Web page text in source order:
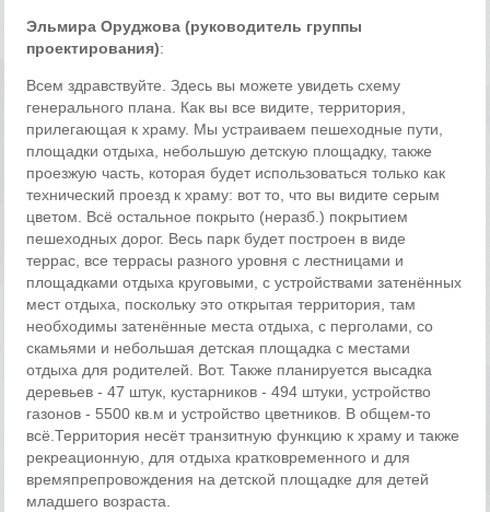
Эльмира Оруджова (руководитель группы
проектирования):
Всем здравствуйте. Здесь вы можете увидеть схему
генерального плана. Как вы все видите, территория,
прилегающая к храму. Мы устраиваем пешеходные пути,
площадки отдыха, небольшую детскую площадку, также
проезжую часть, которая будет использоваться только как
технический проезд к храму: вот то, что вы видите серым
цветом. Всё остальное покрыто (неразб.) покрытием
пешеходных дорог. Весь парк будет построен в виде
террас, все террасы разного уровня с лестницами и
площадками отдыха круговыми, с устройствами затенённых
мест отдыха, поскольку это открытая территория, там
необходимы затенённые места отдыха, с перголами, со
скамьями и небольшая детская площадка с местами
отдыха для родителей. Вот. Также планируется высадка
деревьев - 47 штук, кустарников - 494 штуки, устройство
газонов - 5500 кв.м и устройство цветников. В общем-то
всё.Территория несёт транзитную функцию к храму и также
рекреационную, для отдыха кратковременного и для
времяпрепровождения на детской площадке для детей
младшего возраста.